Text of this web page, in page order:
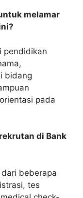
melamar
pendidikan
bidang
pada
di Bank
beberapa
tes